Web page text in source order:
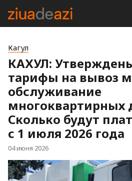
Кагул
КАХУЛ:
тарифы на вывоз
обслуживание
многоквартирных
Сколько будут
с 1 июля 2026 года
04 июня 2026